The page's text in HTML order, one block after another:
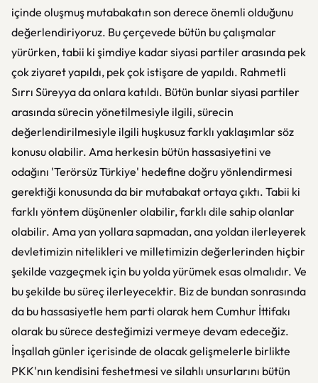
içinde oluşmuş mutabakatın son derece önemli olduğunu
değerlendiriyoruz. Bu çerçevede bütün bu çalışmalar
yürürken, tabii ki şimdiye kadar siyasi partiler arasında pek
çok ziyaret yapıldı, pek çok istişare de yapıldı. Rahmetli
Sırrı Süreyya da onlara katıldı. Bütün bunlar siyasi partiler
arasında sürecin yönetilmesiyle ilgili, sürecin
değerlendirilmesiyle ilgili huşkusuz farklı yaklaşımlar söz
konusu olabilir. Ama herkesin bütün hassasiyetini ve
odağını 'Terörsüz Türkiye' hedefine doğru yönlendirmesi
gerektiği konusunda da bir mutabakat ortaya çıktı. Tabii ki
farklı yöntem düşünenler olabilir, farklı dile sahip olanlar
olabilir. Ama yan yollara sapmadan, ana yoldan ilerleyerek
devletimizin nitelikleri ve milletimizin değerlerinden hiçbir
şekilde vazgeçmek için bu yolda yürümek esas olmalıdır. Ve
bu şekilde bu süreç ilerleyecektir. Biz de bundan sonrasında
da bu hassasiyetle hem parti olarak hem Cumhur İttifakı
olarak bu sürece desteğimizi vermeye devam edeceğiz.
İnşallah günler içerisinde de olacak gelişmelerle birlikte
PKK'nın kendisini feshetmesi ve silahlı unsurlarını bütün